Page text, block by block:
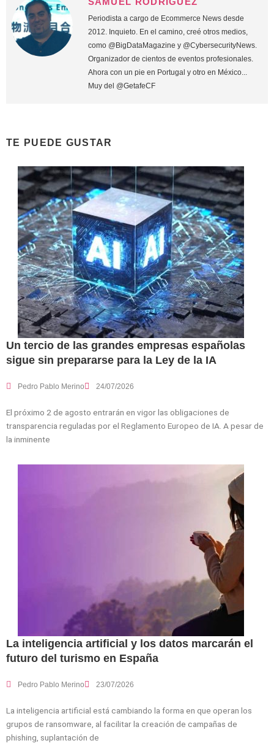
Periodista a cargo de Ecommerce News desde
2012. Inquieto. En el camino, creé otros medios,
como @BigDataMagazine y @CybersecurityNews.
Organizador de cientos de eventos profesionales.
Ahora con un pie en Portugal y otro en México...
Muy del @GetafeCF
TE PUEDE GUSTAR
Un tercio de las grandes empresas españolas
sigue sin prepararse para la Ley de la IA
Pedro Pablo Merino 24/07/2026
El próximo 2 de agosto entrarán en vigor las obligaciones de
transparencia reguladas por el Reglamento Europeo de IA. A pesar de
la inminente
La inteligencia artificial y los datos marcarán el
futuro del turismo en España
Pedro Pablo Merino 23/07/2026
La inteligencia artificial está cambiando la forma en que operan los
grupos de ransomware, al facilitar la creación de campañas de
phishing, suplantación de